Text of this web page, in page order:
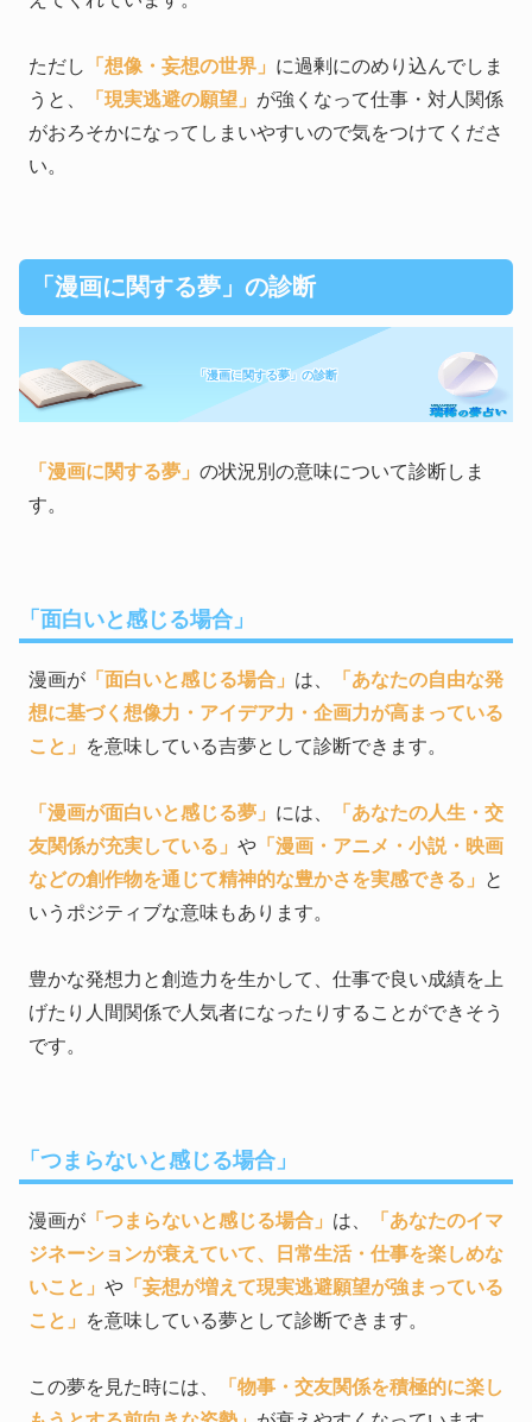
ただし 「想像・妄想の世界」 に過剰にのめり込んでしま
うと、
「現実逃避の願望」 が強くなって仕事・対人関係
がおろそかになってしまいやすいので気をつけてくださ
い。
「漫画に関する夢」の診断
「漫画に関する夢」の診断
「漫画に関する夢」 の状況別の意味について診断しま
す。
「面白いと感じる場合」
漫画が 「面白いと感じる場合」 は、
「あなたの自由な発
想に基づく想像力・アイデア力・企画力が高まっている
こと」
を意味している吉夢として診断できます。
「漫画が面白いと感じる夢」 には、
「あなたの人生・交
友関係が充実している」 や 「漫画・アニメ・小説・映画
などの創作物を通じて精神的な豊かさを実感できる」
と
いうポジティブな意味もあります。
豊かな発想力と創造力を生かして、仕事で良い成績を上
げたり人間関係で人気者になったりすることができそう
です。
「つまらないと感じる場合」
漫画が 「つまらないと感じる場合」 は、
「あなたのイマ
ジネーションが衰えていて、日常生活・仕事を楽しめな
いこと」 や 「妄想が増えて現実逃避願望が強まっている
こと」
を意味している夢として診断できます。
この夢を見た時には、
「物事・交友関係を積極的に楽し